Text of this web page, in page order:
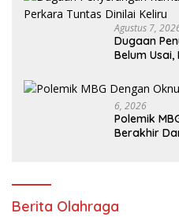
Agustus 7,
Dugaan
Belum
6, 2026
Polemik
Berakhir
Berita Olahraga